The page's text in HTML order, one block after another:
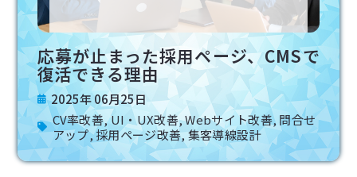
応募が止まった採用ページ、CMSで
復活できる理由
2025年 06月25日
CV率改善,UI・UX改善,Webサイト改善,問合せ
アップ,採用ページ改善,集客導線設計